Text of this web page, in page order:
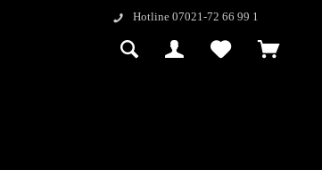
Hotline 07021-72 66 99 1